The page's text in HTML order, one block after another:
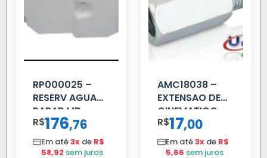
RP000025 –
RESERV AGUA
PARAB MB
ACCELO
C/TAMPA
R$176,76
Em até3x de R$
58,92 sem juros
AMC18038 –
EXTENSAO DE
CINEMATICO
40MM
R$17,00
Em até3x de R$
5,66 sem juros